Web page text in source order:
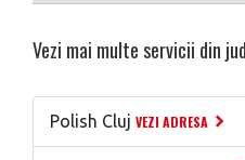
Vezi mai multe servicii din
Polish Cluj VEZI ADRESA